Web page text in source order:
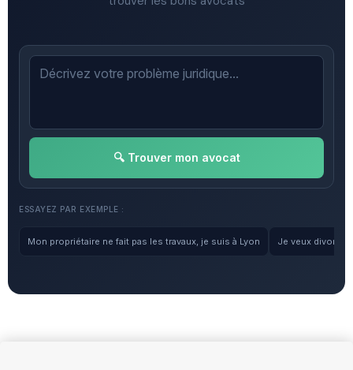
🔍 Trouver mon avocat
ESSAYEZ PAR EXEMPLE :
Mon propriétaire ne fait pas les travaux, je suis à Lyon Je veux